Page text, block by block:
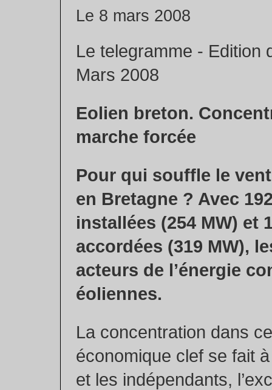
Le 8 mars 2008
Le telegramme - Edition
Mars 2008
Eolien breton.
marche forcée
Pour qui souffle le
en Bretagne ? Avec
installées (254 MW) et
accordées (319 MW),
acteurs de l’énergie
éoliennes.
La concentration dans
économique clef se fait
et les indépendants,